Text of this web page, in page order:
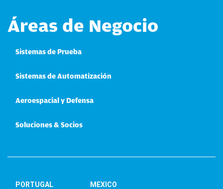
Áreas de Negocio
Sistemas de Prueba
Sistemas de Automatización
Aeroespacial y Defensa
Soluciones & Socios
PORTUGAL
MEXICO